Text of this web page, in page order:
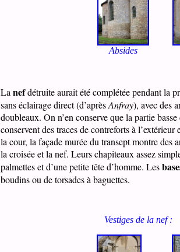
Absides
La nefdétruite aurait été complétée pendant la
sans éclairage direct (d’aprèsAnfray), avec des
doubleaux. On n’en conserve que la partie
conservent des traces de contreforts à
la cour, la façade murée du transept montre des
la croisée et la nef. Leurs chapiteaux assez
palmettes et d’une petite tête d’homme. Les
boudins ou de torsades à baguettes.
Vestiges de la nef :